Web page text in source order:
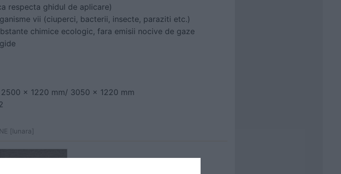
respecta ghidul de aplicare)
vii (ciuperci, bacterii, insecte, paraziti etc.)
chimice ecologic, fara emisii nocive de gaze
x 1220 mm/ 3050 x 1220 mm
[lunara]